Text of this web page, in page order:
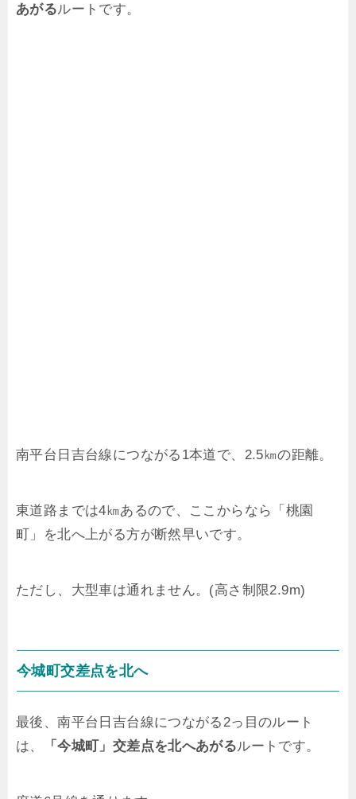
あがるルートです。
南平台日吉台線につながる1本道で、2.5㎞の距離。
東道路までは4㎞あるので、ここからなら「桃園
町」を北へ上がる方が断然早いです。
ただし、大型車は通れません。(高さ制限2.9m)
今城町交差点を北へ
最後、南平台日吉台線につながる2っ目のルート
は、
「今城町」交差点を北へあがるルートです。